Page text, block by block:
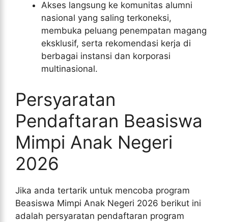
Akses langsung ke komunitas alumni
nasional yang saling terkoneksi,
membuka peluang penempatan magang
eksklusif, serta rekomendasi kerja di
berbagai instansi dan korporasi
multinasional.
Persyaratan
Pendaftaran Beasiswa
Mimpi Anak Negeri
2026
Jika anda tertarik untuk mencoba program
Beasiswa Mimpi Anak Negeri 2026 berikut ini
adalah persyaratan pendaftaran program